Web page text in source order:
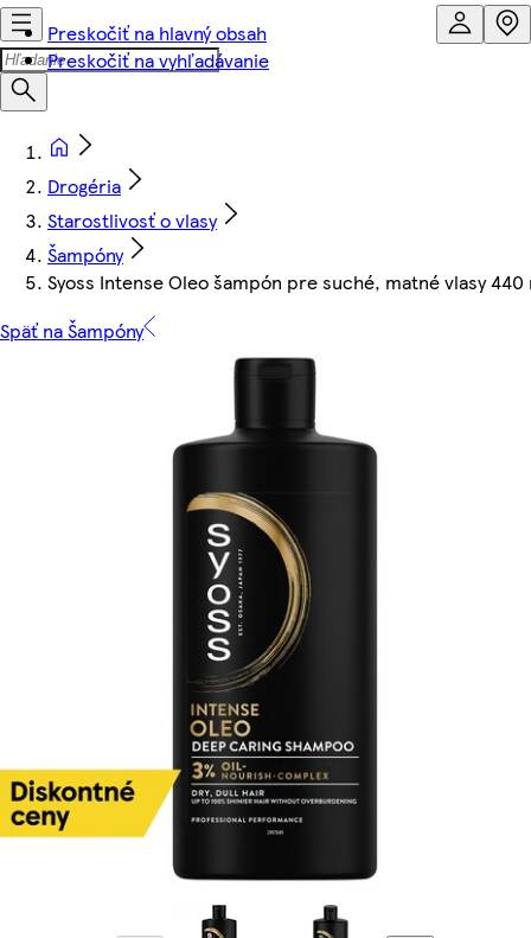
Preskočiť na hlavný obsah
Preskočiť na vyhľadávanie
Drogéria
Starostlivosť o vlasy
Šampóny
Syoss Intense Oleo šampón pre suché, matné vlasy 440
Späť na Šampóny